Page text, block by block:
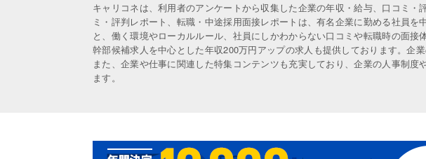
キャリコネは、利用者のアンケートから収集した企業の年収・給与、口コミ
ミ・評判レポート、転職・中途採用面接レポートは、有名企業に勤める社員
と、働く環境やローカルルール、社員にしかわからない口コミや転職時の面接
幹部候補求人を中心とした年収200万円アップの求人も提供しております。企
また、企業や仕事に関連した特集コンテンツも充実しており、企業の人事制
ます。